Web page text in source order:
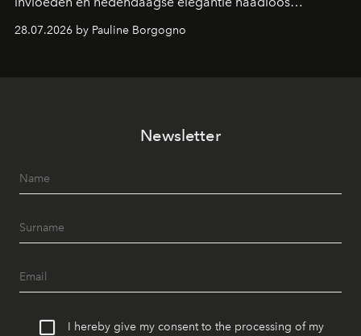
28.07.2026 by Pauline Borgogno
Newsletter
I hereby give my consent to the processing of my